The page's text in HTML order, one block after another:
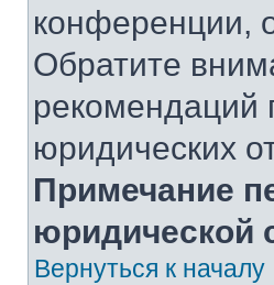
конференции,
Обратите
рекомендаций
юридических
Примечание
юридической
Вернуться к началу